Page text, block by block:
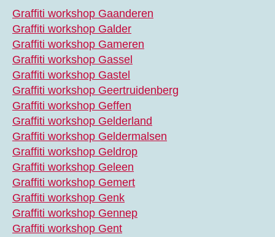
Graffiti workshop Gaanderen
Graffiti workshop Galder
Graffiti workshop Gameren
Graffiti workshop Gassel
Graffiti workshop Gastel
Graffiti workshop Geertruidenberg
Graffiti workshop Geffen
Graffiti workshop Gelderland
Graffiti workshop Geldermalsen
Graffiti workshop Geldrop
Graffiti workshop Geleen
Graffiti workshop Gemert
Graffiti workshop Genk
Graffiti workshop Gennep
Graffiti workshop Gent